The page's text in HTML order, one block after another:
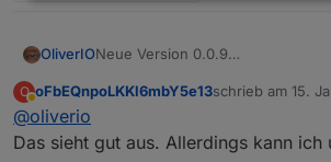
OliverIONeue Version 0.0.9
Knöpfen und der Datumsinfo.
nochmal grundlegend geändert
Es gibt noch einen kleinen Glitch,
O
Abwesend
oFbEQnpoLKKl6mbY5e13schrieb am 15.
zuletzt editiert
@oliverio
Das sieht gut aus. Allerdings kann ich